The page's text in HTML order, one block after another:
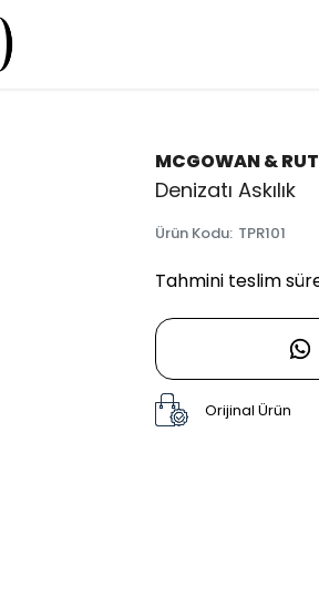
MCGOWAN &
Denizatı Askılık
Ürün Kodu: TPR101
Tahmini teslim
Orijinal Ürün